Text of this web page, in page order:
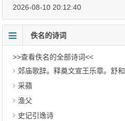
2026-08-10 20:12:40
佚名的诗词
>>查看佚名的全部诗词<<
郊庙歌辞。释奠文宣王乐章。舒和
采蘋
渔父
史记引逸诗